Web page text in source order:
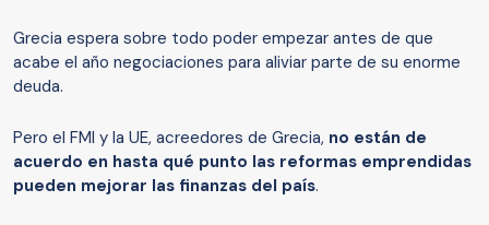
Grecia espera sobre todo poder empezar antes de que
acabe el año negociaciones para aliviar parte de su enorme
deuda.
Pero el FMI y la UE, acreedores de Grecia, no están de
acuerdo en hasta qué punto las reformas emprendidas
pueden mejorar las finanzas del país.